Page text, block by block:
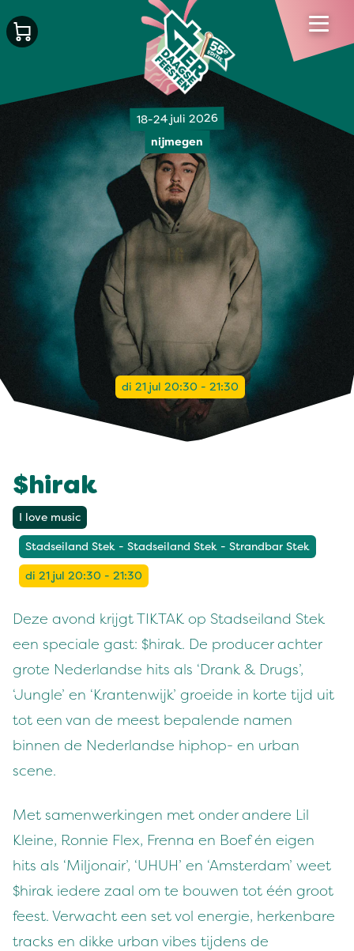
18-24 juli 2026
nijmegen
di 21 jul 20:30 - 21:30
$hirak
I love music
Stadseiland Stek - Stadseiland Stek - Strandbar Stek
di 21 jul 20:30 - 21:30
Deze avond krijgt TIKTAK op Stadseiland Stek
een speciale gast: $hirak. De producer achter
grote Nederlandse hits als ‘Drank & Drugs’,
‘Jungle’ en ‘Krantenwijk’ groeide in korte tijd uit
tot een van de meest bepalende namen
binnen de Nederlandse hiphop- en urban
scene.
Met samenwerkingen met onder andere Lil
Kleine, Ronnie Flex, Frenna en Boef én eigen
hits als ‘Miljonair’, ‘UHUH’ en ‘Amsterdam’ weet
$hirak iedere zaal om te bouwen tot één groot
feest. Verwacht een set vol energie, herkenbare
tracks en dikke urban vibes tijdens de